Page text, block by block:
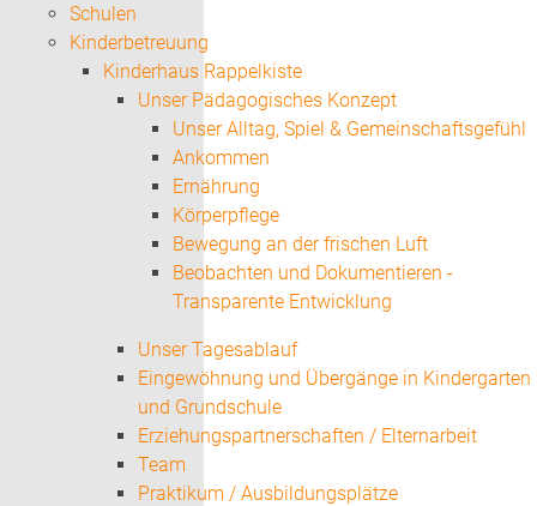
Schulen
Kinderbetreuung
Kinderhaus Rappelkiste
Unser Pädagogisches Konzept
Unser Alltag, Spiel & Gemeinschaftsgefühl
Ankommen
Ernährung
Körperpflege
Bewegung an der frischen Luft
Beobachten und Dokumentieren -
Transparente Entwicklung
Unser Tagesablauf
Eingewöhnung und Übergänge in Kindergarten
und Grundschule
Erziehungspartnerschaften / Elternarbeit
Team
Praktikum / Ausbildungsplätze